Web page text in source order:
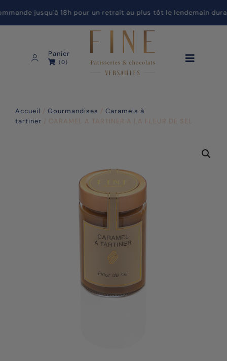
jusqu'à 18h pour un retrait au plus tôt le lendemain
Panier
(0)
Accueil / Gourmandises / Caramels à
tartiner / CARAMEL A TARTINER A LA FLEUR DE SEL